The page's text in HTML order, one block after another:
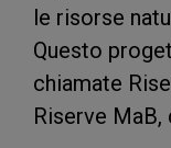
le risorse
Questo
chiamate
Riserve